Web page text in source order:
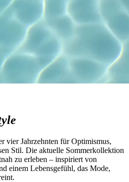
vier Jahrzehnten für Optimismus,
Stil. Die aktuelle Sommerkollektion
zu erleben – inspiriert von
einem Lebensgefühl, das Mode,